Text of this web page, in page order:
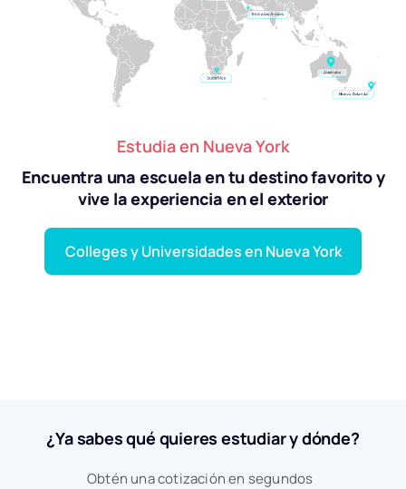
Estudia en Nueva York
Encuentra una escuelaen tu destino favorito y
vive la experiencia en el exterior
Colleges y Universidades en Nueva York
¿Ya sabes qué quieres estudiar y dónde?
Obtén una cotización en segundos